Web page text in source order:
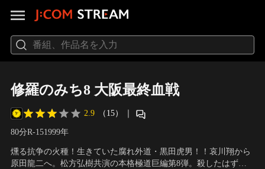
修羅のみち8 大阪最終血戦
2.9 （15） ｜
80分R-151999年
燻る抗争の火種！生きていた腐れ外道・黒田虎男！！哀川翔から
原田龍二へ。松方弘樹共演の本格極道巨編第8弾。殺したはずの